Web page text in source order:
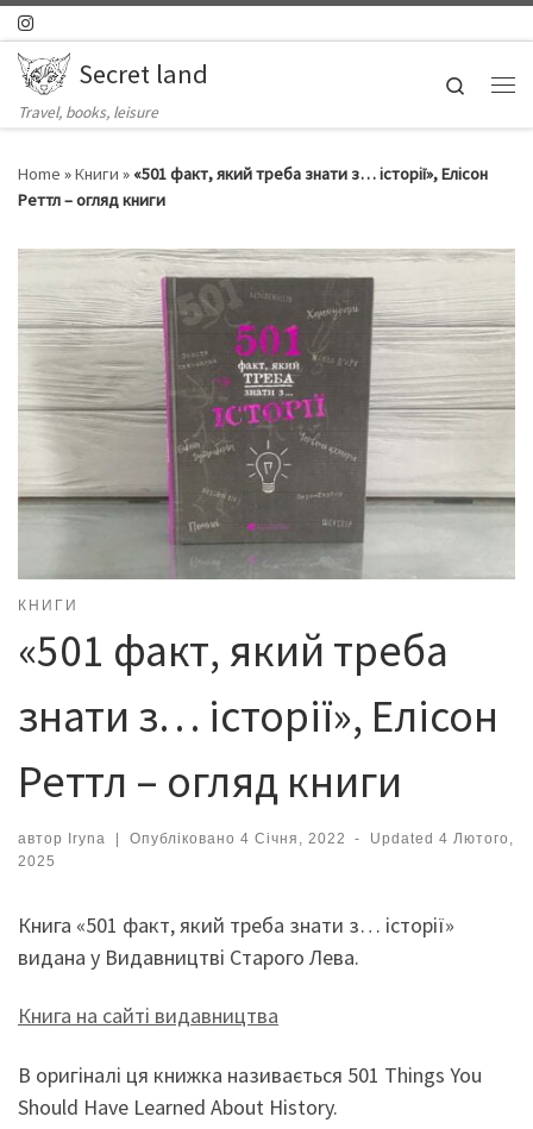
Skip to content
Secret land
Travel, books, leisure
Search
Home »Книги » «501 факт, який треба знати з… історії», Елісон
Реттл – огляд книги
КНИГИ
«501 факт, який треба
знати з… історії», Елісон
Реттл – огляд книги
автор Iryna | Опубліковано 4 Січня, 2022 - Updated4 Лютого,
2025
Книга «501 факт, який треба знати з… історії»
видана у Видавництві Старого Лева.
Книга на сайті видавництва
В оригіналі ця книжка називається 501 Things You
Should Have Learned About History.